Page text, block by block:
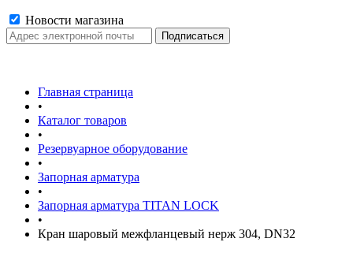
Новости магазина
Главная страница
•
Каталог товаров
•
Резервуарное оборудование
•
Запорная арматура
•
Запорная арматура TITAN LOCK
•
Кран шаровый межфланцевый нерж 304, DN32